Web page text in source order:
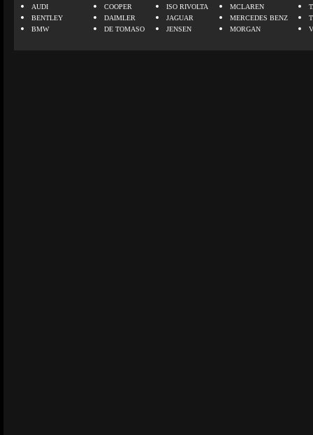
AUDI
BENTLEY
BMW
COOPER
DAIMLER
DE TOMASO
ISO RIVOLTA
JAGUAR
JENSEN
MCLAREN
MERCEDES BENZ
MORGAN